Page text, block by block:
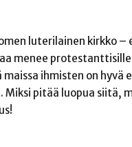
luterilainen kirkko –
menee
ihmisten on
pitää luopua siitä,